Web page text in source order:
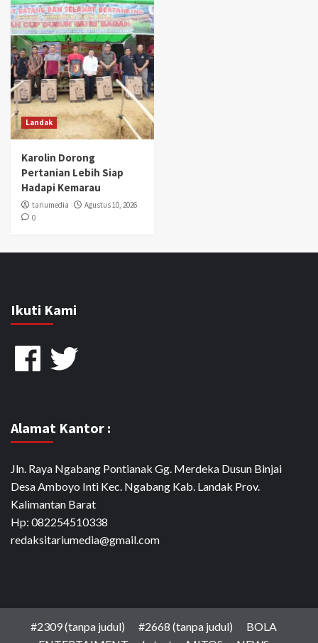
Landak
Karolin Dorong
Pertanian Lebih Siap
Hadapi Kemarau
tariumedia
Agustus 10, 2026
0
Ikuti Kami
FacebookTwitter
Alamat Kantor :
Jln. Raya Ngabang Pontianak Gg. Merdeka Dusun Binjai
Desa Amboyo Inti Kec. Ngabang Kab. Landak Prov.
Kalimantan Barat
Hp: 082254510338
redaksitariumedia@gmail.com
#2309 (tanpa judul) #2668 (tanpa judul)
BOLA